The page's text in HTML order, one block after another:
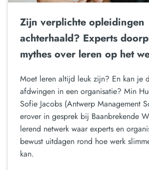
Zijn verplichte opleidingen
achterhaald? Experts
mythes over leren op het
Moet leren altijd leuk zijn? En kan je
afdwingen in een organisatie? Min
Sofie Jacobs (Antwerp Management
erover in gesprek bij Baanbrekende
lerend netwerk waar experts en
bewust uitdagen rond hoe werk
kan.